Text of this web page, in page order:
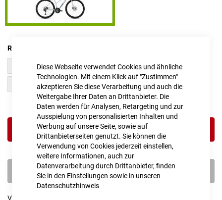
Diese Webseite verwendet Cookies und ähnliche
Technologien. Mit einem Klick auf "Zustimmen"
akzeptieren Sie diese Verarbeitung und auch die
Weitergabe Ihrer Daten an Drittanbieter. Die
Daten werden für Analysen, Retargeting und zur
Ausspielung von personalisierten Inhalten und
Werbung auf unsere Seite, sowie auf
Drittanbieterseiten genutzt. Sie können die
Verwendung von Cookies jederzeit einstellen,
weitere Informationen, auch zur
Datenverarbeitung durch Drittanbieter, finden
Sie in den Einstellungen sowie in unseren
Datenschutzhinweis
RAHMENHÖHE
54 cm / M 50 cm / S
46 cm / XS
IN DEN WARENKORB
PROBEFAHRT VEREINBAREN
Vergleichsliste: